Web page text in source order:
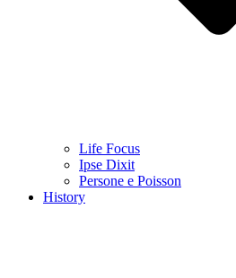
Life Focus
Ipse Dixit
Persone e Poisson
History